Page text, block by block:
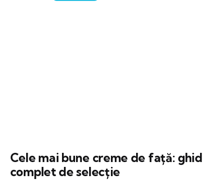
Cele mai bune creme de față: ghid
complet de selecție